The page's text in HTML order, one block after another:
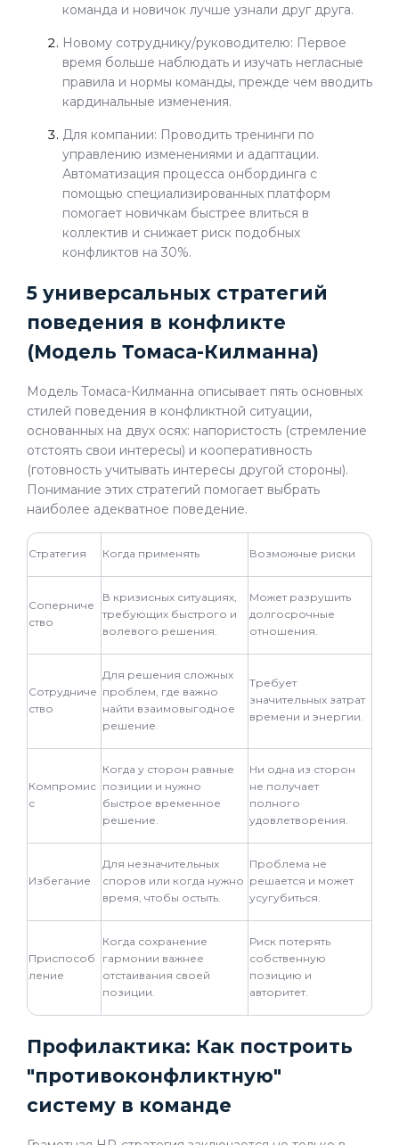
команда и новичок лучше узнали друг друга.
Новому сотруднику/руководителю: Первое
время больше наблюдать и изучать негласные
правила и нормы команды, прежде чем вводить
кардинальные изменения.
Для компании: Проводить тренинги по
управлению изменениями и адаптации.
Автоматизация процесса онбординга с
помощью специализированных платформ
помогает новичкам быстрее влиться в
коллектив и снижает риск подобных
конфликтов на 30%.
5 универсальных стратегий
поведения в конфликте
(Модель Томаса-Килманна)
Модель Томаса-Килманна описывает пять основных
стилей поведения в конфликтной ситуации,
основанных на двух осях: напористость (стремление
отстоять свои интересы) и кооперативность
(готовность учитывать интересы другой стороны).
Понимание этих стратегий помогает выбрать
наиболее адекватное поведение.
Стратегия Когда применять Возможные риски
Соперниче
ство
В кризисных ситуациях,
требующих быстрого и
волевого решения.
Может разрушить
долгосрочные
отношения.
Сотрудниче
ство
Для решения сложных
проблем, где важно
найти взаимовыгодное
решение.
Требует
значительных затрат
времени и энергии.
Компромис
с
Когда у сторон равные
позиции и нужно
быстрое временное
решение.
Ни одна из сторон
не получает
полного
удовлетворения.
Избегание
Для незначительных
споров или когда нужно
время, чтобы остыть.
Проблема не
решается и может
усугубиться.
Приспособ
ление
Когда сохранение
гармонии важнее
отстаивания своей
позиции.
Риск потерять
собственную
позицию и
авторитет.
Профилактика: Как построить
"противоконфликтную"
систему в команде